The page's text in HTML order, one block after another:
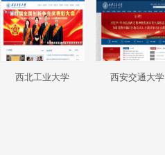
西北工业大学 西安交通大学